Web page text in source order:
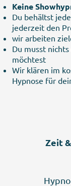
Keine
Du behältst
jederzeit den
wir arbeiten
Du musst
möchtest
Wir klären im
Hypnose für
Zeit